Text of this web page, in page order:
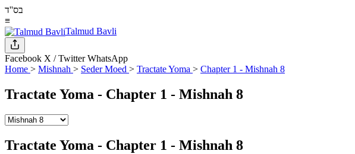
בס''ד
≡
Talmud Bavli
Facebook X / TwitterWhatsApp
Home > Mishnah > Seder Moed > Tractate Yoma > Chapter 1 - Mishnah 8
Tractate Yoma - Chapter 1 - Mishnah 8
Tractate Yoma - Chapter 1 - Mishnah 8